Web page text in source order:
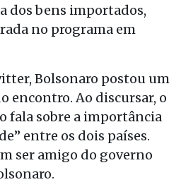
dos bens importados,
no programa em
Bolsonaro postou um
encontro. Ao discursar, o
fala sobre a importância
entre os dois países.
ser amigo do governo